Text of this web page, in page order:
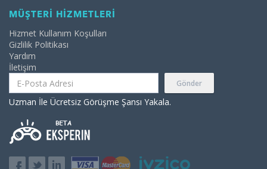
MÜŞTERİ HİZMETLERİ
Hizmet Kullanım Koşulları
Gizlilik Politikası
Yardım
İletişim
Gönder
Uzman İle Ücretsiz Görüşme Şansı Yakala.